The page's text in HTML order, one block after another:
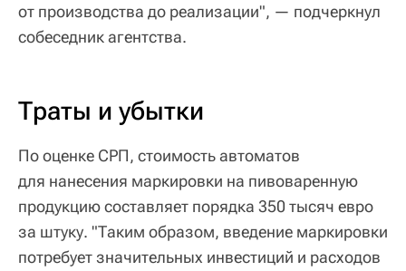
от производства до реализации", — подчеркнул
собеседник агентства.
Траты и убытки
По оценке СРП, стоимость автоматов
для нанесения маркировки на пивоваренную
продукцию составляет порядка 350 тысяч евро
за штуку. "Таким образом, введение маркировки
потребует значительных инвестиций и расходов